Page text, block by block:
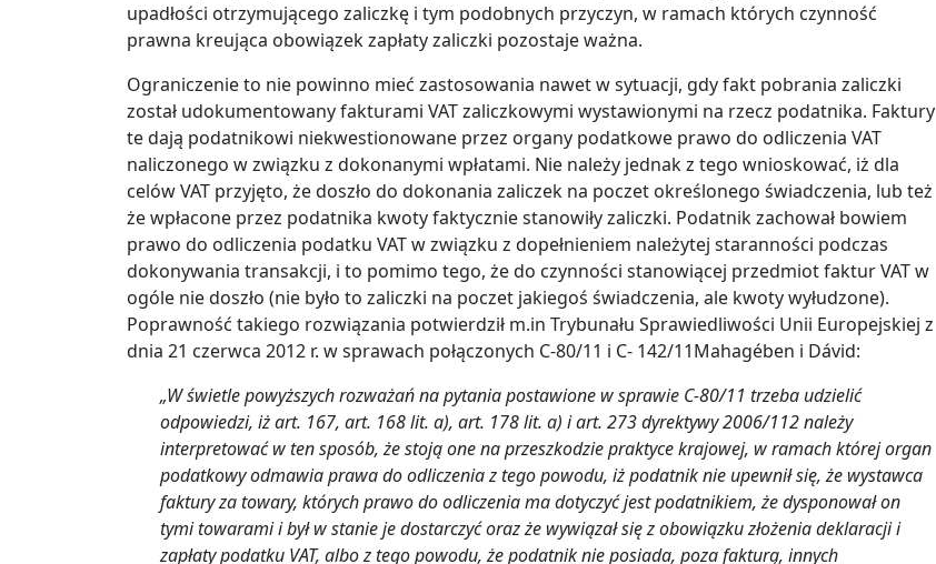
upadłości otrzymującego zaliczkę i tym podobnych przyczyn, w ramach których czynność
prawna kreująca obowiązek zapłaty zaliczki pozostaje ważna.
Ograniczenie to nie powinno mieć zastosowania nawet w sytuacji, gdy fakt pobrania zaliczki
został udokumentowany fakturami VAT zaliczkowymi wystawionymi na rzecz podatnika. Faktury
te dają podatnikowi niekwestionowane przez organy podatkowe prawo do odliczenia VAT
naliczonego w związku z dokonanymi wpłatami. Nie należy jednak z tego wnioskować, iż dla
celów VAT przyjęto, że doszło do dokonania zaliczek na poczet określonego świadczenia, lub też
że wpłacone przez podatnika kwoty faktycznie stanowiły zaliczki. Podatnik zachował bowiem
prawo do odliczenia podatku VAT w związku z dopełnieniem należytej staranności podczas
dokonywania transakcji, i to pomimo tego, że do czynności stanowiącej przedmiot faktur VAT w
ogóle nie doszło (nie było to zaliczki na poczet jakiegoś świadczenia, ale kwoty wyłudzone).
Poprawność takiego rozwiązania potwierdził m.in Trybunału Sprawiedliwości Unii Europejskiej z
dnia 21 czerwca 2012 r. w sprawach połączonych C-80/11 i C- 142/11Mahagében i Dávid:
„W świetle powyższych rozważań na pytania postawione w sprawie C-80/11 trzeba udzielić
odpowiedzi, iż art. 167, art. 168 lit. a), art. 178 lit. a) i art. 273 dyrektywy 2006/112 należy
interpretować w ten sposób, że stoją one na przeszkodzie praktyce krajowej, w ramach której organ
podatkowy odmawia prawa do odliczenia z tego powodu, iż podatnik nie upewnił się, że wystawca
faktury za towary, których prawo do odliczenia ma dotyczyć jest podatnikiem, że dysponował on
tymi towarami i był w stanie je dostarczyć oraz że wywiązał się z obowiązku złożenia deklaracji i
zapłaty podatku VAT, albo z tego powodu, że podatnik nie posiada, poza fakturą, innych